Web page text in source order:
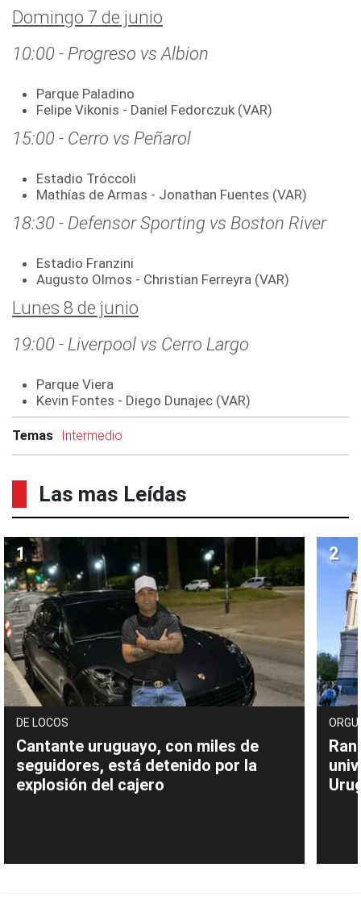
Domingo 7 de junio
10:00 - Progreso vs Albion
Parque Paladino
Felipe Vikonis - Daniel Fedorczuk (VAR)
15:00 - Cerro vs Peñarol
Estadio Tróccoli
Mathías de Armas - Jonathan Fuentes (VAR)
18:30 - Defensor Sporting vs Boston River
Estadio Franzini
Augusto Olmos - Christian Ferreyra (VAR)
Lunes 8 de junio
19:00 - Liverpool vs Cerro Largo
Parque Viera
Kevin Fontes - Diego Dunajec (VAR)
Temas Intermedio
Las mas Leídas
DE LOCOS
Cantante uruguayo, con miles de
seguidores, está detenido por la
explosión del cajero